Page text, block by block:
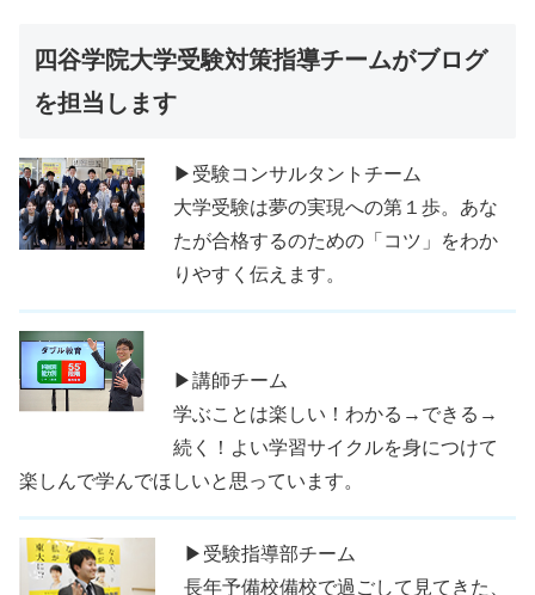
四谷学院大学受験対策指導チームがブログ
を担当します
▶受験コンサルタントチーム
大学受験は夢の実現への第１歩。あな
たが合格するのための「コツ」をわか
りやすく伝えます。
▶講師チーム
学ぶことは楽しい！わかる→できる→
続く！よい学習サイクルを身につけて
楽しんで学んでほしいと思っています。
▶受験指導部チーム
長年予備校備校で過ごして見てきた、